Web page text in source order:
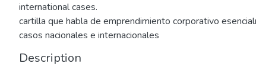
international cases.
cartilla que habla de emprendimiento corporativo
casos nacionales e internacionales
Description